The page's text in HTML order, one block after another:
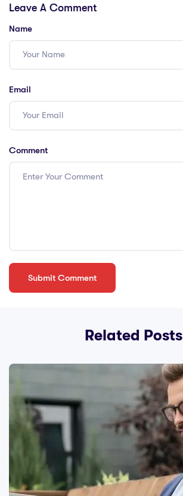
Leave A Comment
Name
Email
Comment
Related Posts